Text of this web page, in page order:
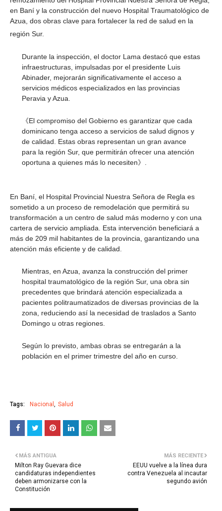
en Baní y la construcción del nuevo Hospital Traumatológico de
Azua, dos obras clave para fortalecer la red de salud en la
región Sur.
Durante la inspección, el doctor Lama destacó que estas
infraestructuras, impulsadas por el presidente Luis
Abinader, mejorarán significativamente el acceso a
servicios médicos especializados en las provincias
Peravia y Azua.
《El compromiso del Gobierno es garantizar que cada
dominicano tenga acceso a servicios de salud dignos y
de calidad. Estas obras representan un gran avance
para la región Sur, que permitirán ofrecer una atención
oportuna a quienes más lo necesiten》
En Baní, el Hospital Provincial Nuestra Señora de Regla es
sometido a un proceso de remodelación que permitirá su
transformación a un centro de salud más moderno y con una
cartera de servicio ampliada. Esta intervención beneficiará a
más de 209 mil habitantes de la provincia, garantizando una
atención más eficiente y de calidad.
Mientras, en Azua, avanza la construcción del primer
hospital traumatológico de la región Sur, una obra sin
precedentes que brindará atención especializada a
pacientes politraumatizados de diversas provincias de la
zona, reduciendo así la necesidad de traslados a Santo
Domingo u otras regiones.
Según lo previsto, ambas obras se entregarán a la
población en el primer trimestre del año en curso.
Tags: Nacional Salud
MÁS RECIENTE
EEUU vuelve a la línea dura
contra Venezuela al incautar
segundo avión
MÁS ANTIGUA
Milton Ray Guevara dice
candidaturas independientes
deben armonizarse con la
Constitución